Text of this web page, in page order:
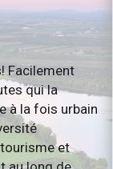
Facilement
qui la
à la fois urbain
et